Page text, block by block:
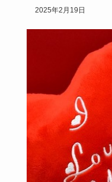
ですが、注意力…
2025年2月19日